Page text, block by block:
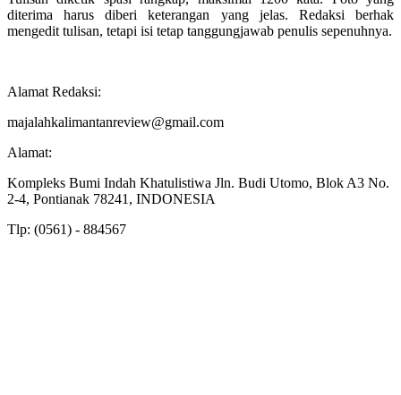
diterima harus diberi keterangan yang jelas. Redaksi berhak
mengedit tulisan, tetapi isi tetap tanggungjawab penulis sepenuhnya.
Alamat Redaksi:
majalahkalimantanreview@gmail.com
Alamat:
Kompleks Bumi Indah Khatulistiwa Jln. Budi Utomo, Blok A3 No.
2-4, Pontianak 78241, INDONESIA
Tlp: (0561) - 884567